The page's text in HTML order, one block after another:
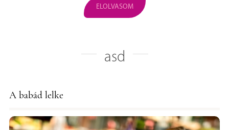
ELOLVASOM
asd
A babád lelke